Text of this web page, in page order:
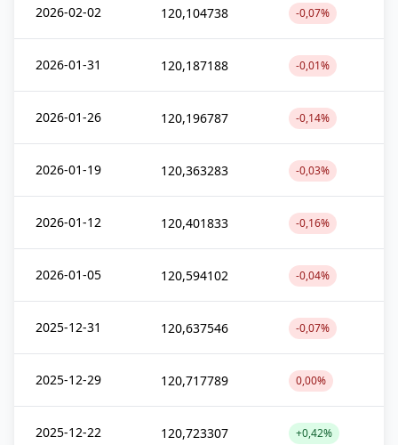
2026-02-02 120,104738 -0,07%
2026-01-31 120,187188 -0,01%
2026-01-26 120,196787 -0,14%
2026-01-19 120,363283 -0,03%
2026-01-12 120,401833 -0,16%
2026-01-05 120,594102 -0,04%
2025-12-31 120,637546 -0,07%
2025-12-29 120,717789 0,00%
2025-12-22 120,723307 +0,42%